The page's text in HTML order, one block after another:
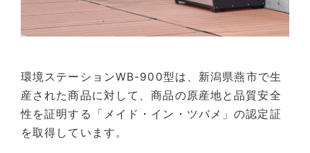
環境ステーションWB-900型は、新潟県燕市で生
産された商品に対して、商品の原産地と品質安全
性を証明する「メイド・イン・ツバメ」の認定証
を取得しています。